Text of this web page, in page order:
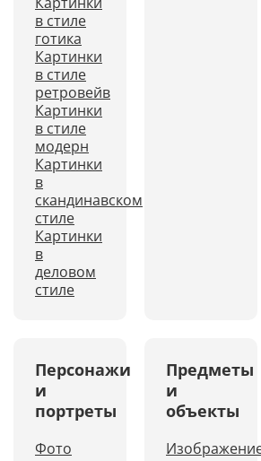
в стиле
готика
Картинки
в стиле
ретровейв
Картинки
в стиле
модерн
Картинки
в
скандинавском
стиле
Картинки
в
деловом
стиле
Персонажи
и
портреты
Фото
Предметы
и
объекты